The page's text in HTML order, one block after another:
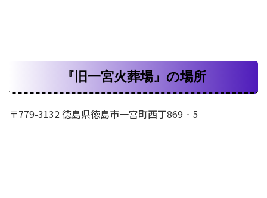
『旧一宮火葬場』の場所
〒779-3132 徳島県徳島市一宮町西丁869‐5